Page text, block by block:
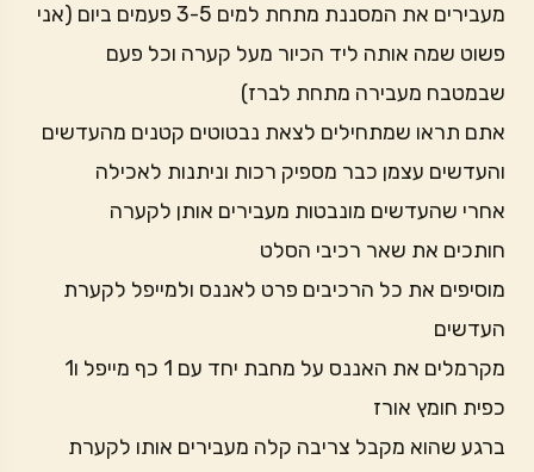
מעבירים את המסננת מתחת למים 3-5 פעמים ביום (אני
פשוט שמה אותה ליד הכיור מעל קערה וכל פעם
שבמטבח מעבירה מתחת לברז)
אתם תראו שמתחילים לצאת נבטוטים קטנים מהעדשים
והעדשים עצמן כבר מספיק רכות וניתנות לאכילה
אחרי שהעדשים מונבטות מעבירים אותן לקערה
חותכים את שאר רכיבי הסלט
מוסיפים את כל הרכיבים פרט לאננס ולמייפל לקערת
העדשים
מקרמלים את האננס על מחבת יחד עם 1 כף מייפל ו1
כפית חומץ אורז
ברגע שהוא מקבל צריבה קלה מעבירים אותו לקערת